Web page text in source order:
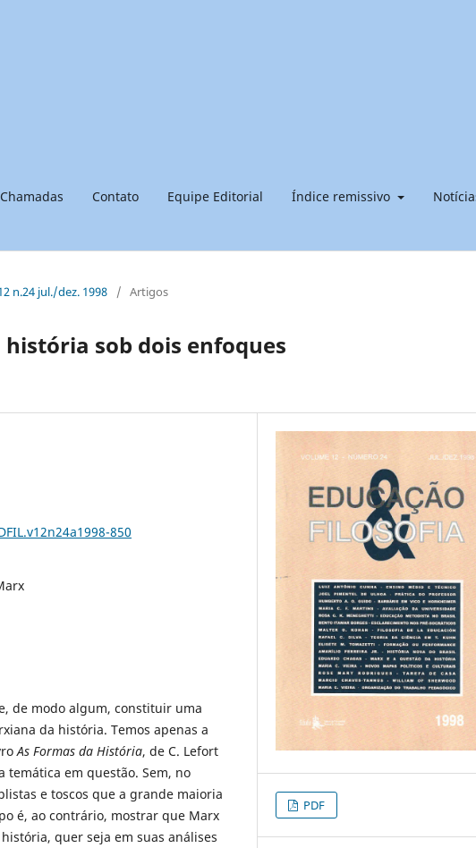
Chamadas Contato Equipe Editorial Índice remissivo
n.24 jul./dez. 1998 / Artigos
sob dois enfoques
850
de modo algum, constituir uma
da história. Temos apenas a
As Formas da História, de C. Lefort
em questão. Sem, no
e toscos que a grande maioria
é, ao contrário, mostrar que Marx
quer seja em suas análises
PDF